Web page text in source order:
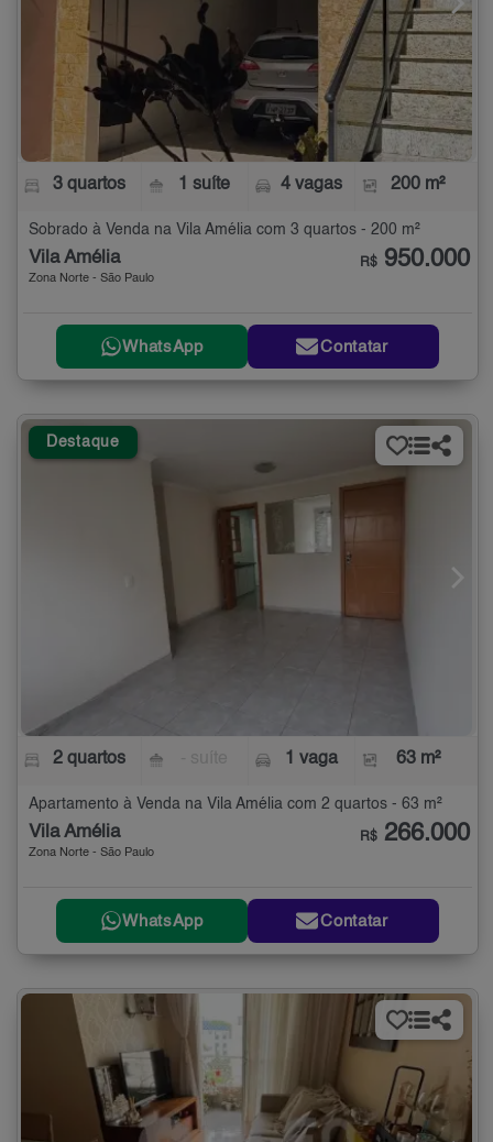
3 quartos 1 suíte 4 vagas 200 m²
Sobrado à Venda na Vila Amélia com 3 quartos - 200 m²
Vila Amélia
Zona Norte - São Paulo
R$ 950.000
WhatsApp Contatar
Destaque
2 quartos 1 vaga 63 m²
Apartamento à Venda na Vila Amélia com 2 quartos - 63 m²
Vila Amélia
Zona Norte - São Paulo
R$ 266.000
WhatsApp Contatar